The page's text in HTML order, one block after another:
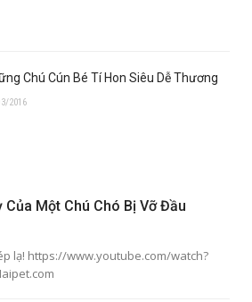
Chú Cún Bé Tí Hon Siêu Dễ Thương
2016
Của Một Chú Chó Bị Vỡ Đầu
lạ! https://www.youtube.com/watch?